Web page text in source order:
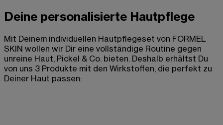
Deine personalisierte Hautpflege
Mit Deinem individuellen Hautpflegeset von FORMEL
SKIN wollen wir Dir eine vollständige Routine gegen
unreine Haut, Pickel & Co. bieten. Deshalb erhältst Du
von uns 3 Produkte mit den Wirkstoffen, die perfekt zu
Deiner Haut passen: